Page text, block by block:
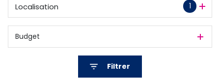
1
Localisation
Budget
Filtrer